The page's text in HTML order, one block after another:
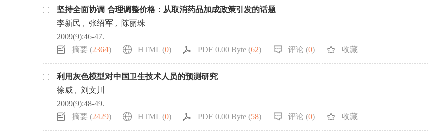
坚持全面协调 合理调整价格：从取消药品加成政策引发的话题
李新民 , 张绍军 ,
陈丽珠
2009(9):46-47.
摘要 (2364) HTML (0) PDF 0.00 Byte (62) 评论 (0) 收藏
利用灰色模型对中国卫生技术人员的预测研究
徐威 , 刘文川
2009(9):48-49.
摘要 (2429) HTML (0) PDF 0.00 Byte (58) 评论 (0) 收藏